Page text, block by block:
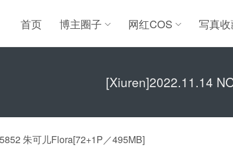
首页 博主圈子 网红COS 写真收
[Xiuren]2022.11.14
朱可儿Flora[72+1P／495MB]